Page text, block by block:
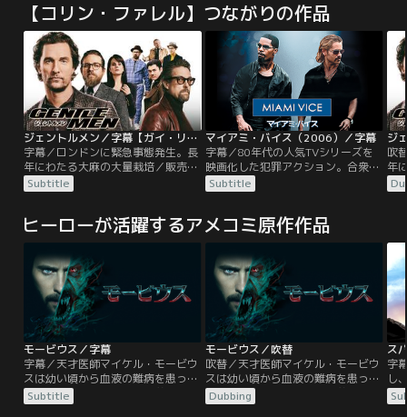
【コリン・ファレル】つながりの作品
ジェントルメン／字幕【ガイ・リッチー監督／マシュー・マコノヒー主演】
字幕／ロンドンに緊急事態発生。長
年にわたる大麻の大量栽培／販売で
財を成したアメリカ人ミッキー（マ
シュー・マコノヒー）が、ビジネス
暗黒街に激震が走った。その利権総
額なんと500億円。目の色変えた強
欲なユダヤ人大富豪、ゴシップ紙の
編集長、ゲスな私立探偵、チャイニ
ーズ＆ロシアン・マフィア、さらに
は…。
Subtitle
マイアミ・バイス（2006）／字幕
字幕／80年代の人気TVシリーズを
映画化した犯罪アクション。合衆国
司法機関の極秘捜査情報が麻薬密輸
組織に漏洩した。マイアミ警察特捜
漏洩ルートを突き止めるため、麻薬
ディーラーになりすまして組織に潜
入する…。TVシリーズよりハードな
バイオレンス作品となっている。
Subtitle
吹
年
財
シ
額
編
ー
は
ヒーローが活躍するアメコミ原作作品
モービウス／字幕
字幕／天才医師マイケル・モービウ
スは幼い頃から血液の難病を患って
いた。同じ病に苦しみ、兄弟のよう
に育った親友マイロのためにも治療
Subtitle
モービウス／吹替
吹替／天才医師マイケル・モービウ
スは幼い頃から血液の難病を患って
いた。同じ病に苦しみ、兄弟のよう
に育った親友マイロのためにも治療
Dubbing
字
し
＝
の